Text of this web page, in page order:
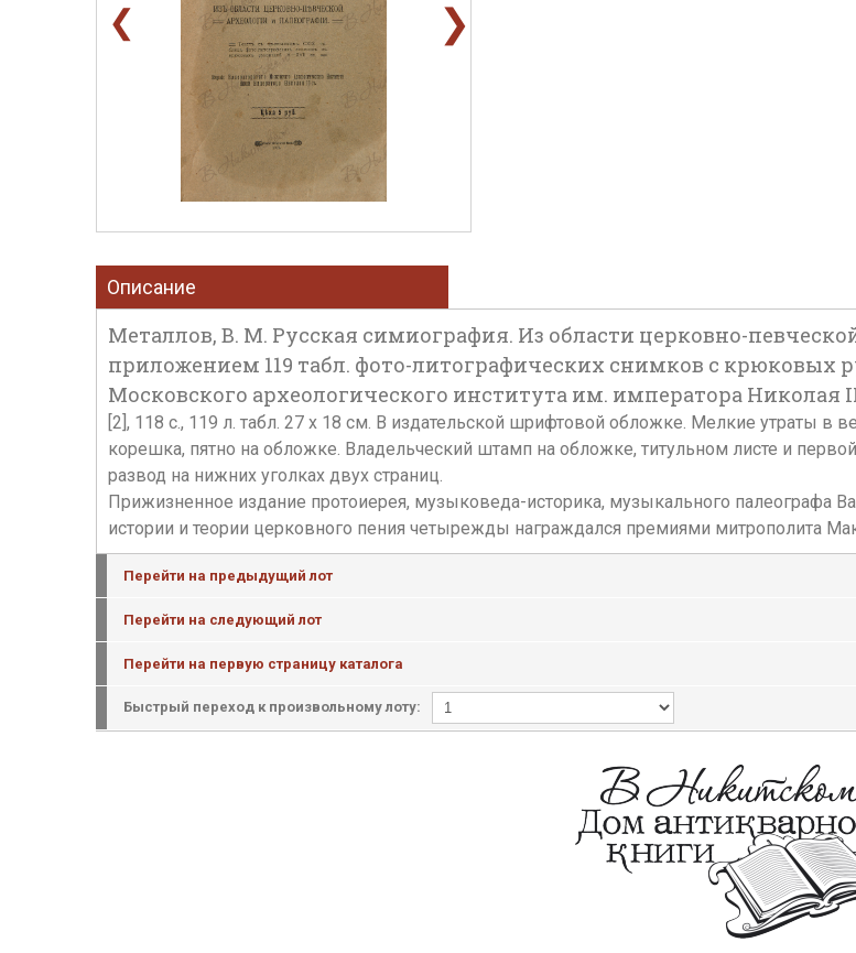
❮ ❯
Описание
Металлов, В. М. Русская симиография. Из области церковно-
приложением 119 табл. фото-литографических снимков с крюковых
Московского археологического института им. императора Николая
[2], 118 с., 119 л. табл. 27 х 18 см. В издательской шрифтовой обложке. Мелкие утраты в
корешка, пятно на обложке. Владельческий штамп на обложке, титульном листе и
развод на нижних уголках двух страниц.
Прижизненное издание протоиерея, музыковеда-историка, музыкального палеографа
истории и теории церковного пения четырежды награждался премиями митрополита
Перейти на предыдущий лот
Перейти на следующий лот
Перейти на первую страницу каталога
Быстрый переход к произвольному лоту: